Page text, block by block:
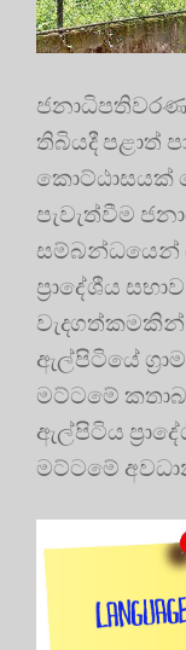
තිබියදී පළාත්
කොට්ඨාසයක්
පැවැත්වීම
සම්බන්ධයෙන්
ප්‍රාදේශීය
වැදගත්කමකින්
ඇල්පිටියේ
මට්ටමේ
ඇල්පිටිය
මට්ටමේ